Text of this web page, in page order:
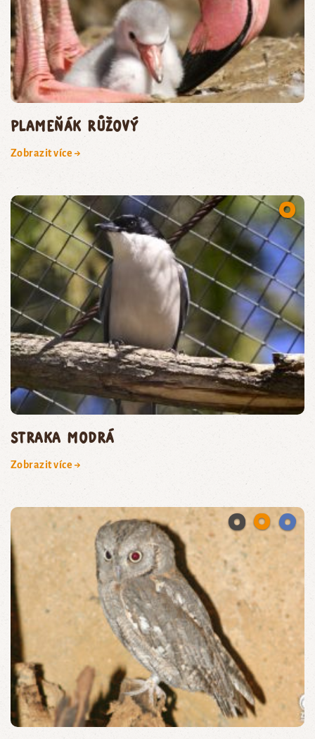
plameňák růžový
Zobrazit více →
straka modrá
Zobrazit více →